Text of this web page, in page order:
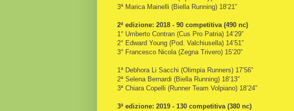
3ª Marica Mainelli (Biella Running) 18’21”
2ª edizione: 2018 - 90 competitiva (490 nc)
1° Umberto Contran (Cus Pro Patria) 14’29”
2° Edward Young (Pod. Valchiusella) 14’51”
3° Francesco Nicola (Zegna Trivero) 15’20”
1ª Debhora Li Sacchi (Olimpia Runners) 17’56”
2ª Selena Bernardi (Biella Running) 18’13”
3ª Chiara Copelli (Runner Team Volpiano) 18’24”
3ª edizione: 2019 - 130 competitiva (380 nc)